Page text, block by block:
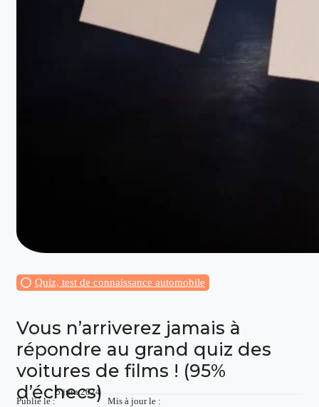
Quiz, test de connaissance automobile
Vous n’arriverez jamais à
répondre au grand quiz des
voitures de films ! (95%
d’échecs)
Publié le :
5 juin 2024
Mis à jour le :